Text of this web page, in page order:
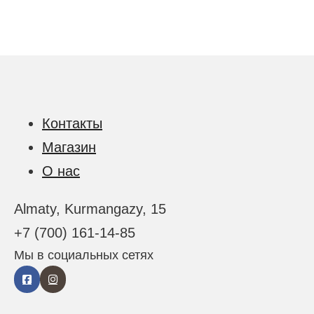
Контакты
Магазин
О нас
Almaty, Kurmangazy, 15
+7 (700) 161-14-85
Мы в социальных сетях